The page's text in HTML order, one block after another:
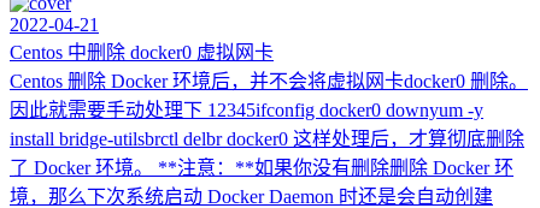
2022-04-21
Centos 中删除 docker0 虚拟网卡
Centos 删除 Docker 环境后，并不会将虚拟网卡docker0 删除。
因此就需要手动处理下 12345ifconfig docker0 downyum -y
install bridge-utilsbrctl delbr docker0 这样处理后，才算彻底删除
了 Docker 环境。 **注意：**如果你没有删除删除 Docker 环
境，那么下次系统启动 Docker Daemon 时还是会自动创建